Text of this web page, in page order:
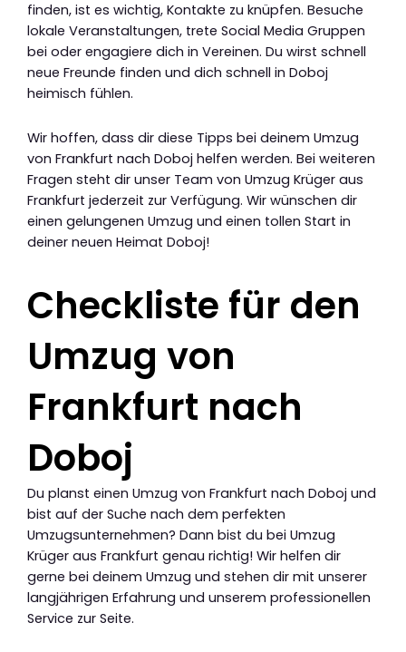
finden, ist es wichtig, Kontakte zu knüpfen. Besuche
lokale Veranstaltungen, trete Social Media Gruppen
bei oder engagiere dich in Vereinen. Du wirst schnell
neue Freunde finden und dich schnell in Doboj
heimisch fühlen.
Wir hoffen, dass dir diese Tipps bei deinem Umzug
von Frankfurt nach Doboj helfen werden. Bei weiteren
Fragen steht dir unser Team von Umzug Krüger aus
Frankfurt jederzeit zur Verfügung. Wir wünschen dir
einen gelungenen Umzug und einen tollen Start in
deiner neuen Heimat Doboj!
Checkliste für den
Umzug von
Frankfurt nach
Doboj
Du planst einen Umzug von Frankfurt nach Doboj und
bist auf der Suche nach dem perfekten
Umzugsunternehmen? Dann bist du bei Umzug
Krüger aus Frankfurt genau richtig! Wir helfen dir
gerne bei deinem Umzug und stehen dir mit unserer
langjährigen Erfahrung und unserem professionellen
Service zur Seite.